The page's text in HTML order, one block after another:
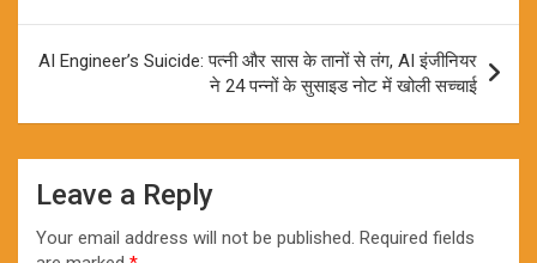
AI Engineer’s Suicide: पत्नी और सास के तानों से तंग, AI इंजीनियर
ने 24 पन्नों के सुसाइड नोट में खोली सच्चाई
Leave a Reply
Your email address will not be published. Required fields